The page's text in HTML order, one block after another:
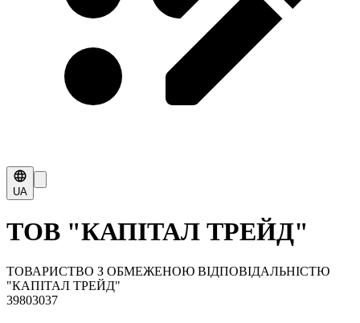
UA
ТОВ "КАПІТАЛ ТРЕЙД"
ТОВАРИСТВО З ОБМЕЖЕНОЮ ВІДПОВІДАЛЬНІСТЮ
"КАПІТАЛ ТРЕЙД"
39803037